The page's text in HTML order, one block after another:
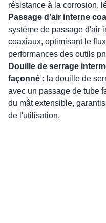
résistance à la corrosion,
Passage d'air interne
système de passage d'air
coaxiaux, optimisant le
performances des outils
Douille de serrage
façonné : la douille de
avec un passage de tube
du mât extensible,
de l'utilisation.